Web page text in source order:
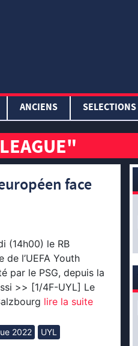
ANCIENS SELECTIONS
face
(14h00) le RB
l’UEFA Youth
par le PSG, depuis la
>> [1/4F-UYL] Le
lire la suite
2022 UYL